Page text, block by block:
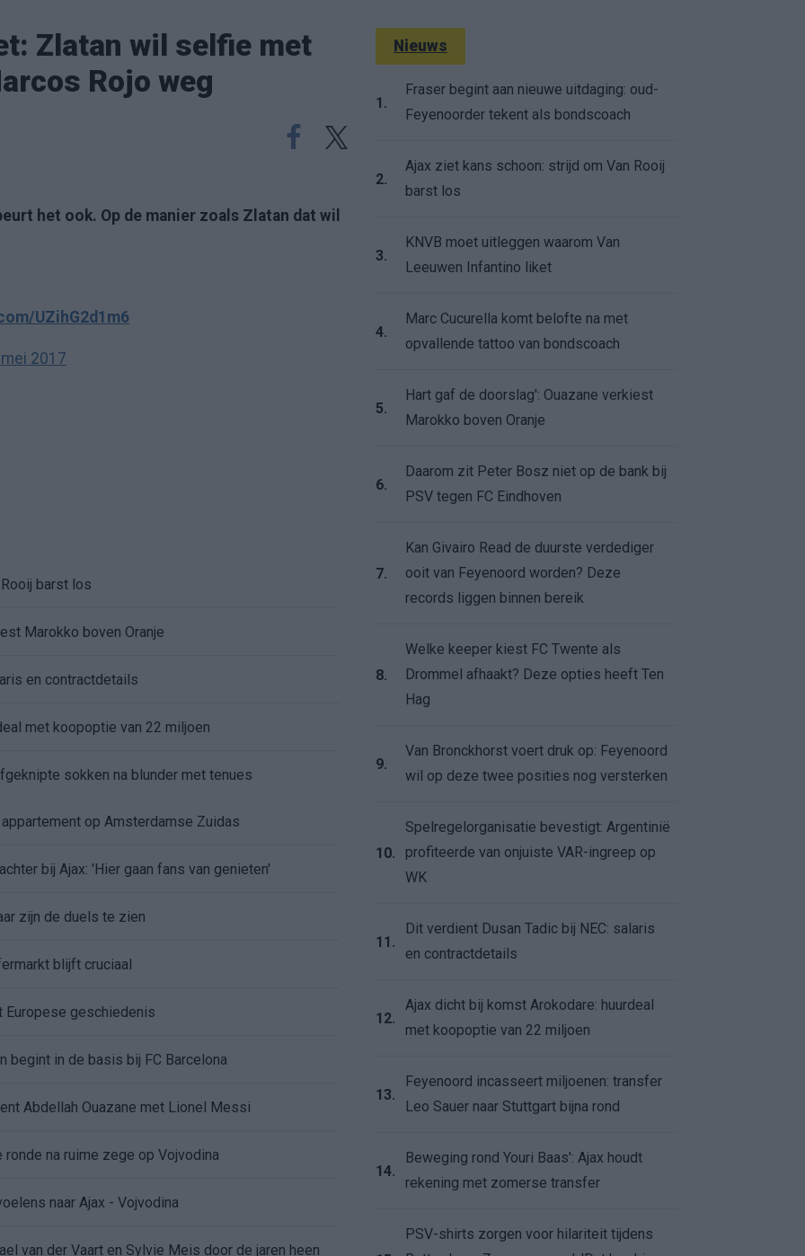
Zlatan wil selfie met
Rojo weg
het ook. Op de manier zoals Zlatan dat wil
UZihG2d1m6
2017
barst los
Marokko boven Oranje
en contractdetails
met koopoptie van 22 miljoen
sokken na blunder met tenues
op Amsterdamse Zuidas
bij Ajax: 'Hier gaan fans van genieten'
zijn de duels te zien
blijft cruciaal
Europese geschiedenis
begint in de basis bij FC Barcelona
Abdellah Ouazane met Lionel Messi
na ruime zege op Vojvodina
naar Ajax - Vojvodina
van der Vaart en Sylvie Meis door de jaren heen
Nieuws
1.
Fraser begint aan nieuwe uitdaging: oud-
Feyenoorder tekent als bondscoach
2.
Ajax ziet kans schoon: strijd om Van Rooij
barst los
3.
KNVB moet uitleggen waarom Van
Leeuwen Infantino liket
4.
Marc Cucurella komt belofte na met
opvallende tattoo van bondscoach
5.
Hart gaf de doorslag': Ouazane verkiest
Marokko boven Oranje
6.
Daarom zit Peter Bosz niet op de bank bij
PSV tegen FC Eindhoven
7.
Kan Givairo Read de duurste verdediger
ooit van Feyenoord worden? Deze
records liggen binnen bereik
8.
Welke keeper kiest FC Twente als
Drommel afhaakt? Deze opties heeft Ten
Hag
9.
Van Bronckhorst voert druk op: Feyenoord
wil op deze twee posities nog versterken
10.
Spelregelorganisatie bevestigt: Argentinië
profiteerde van onjuiste VAR-ingreep op
WK
11.
Dit verdient Dusan Tadic bij NEC: salaris
en contractdetails
12.
Ajax dicht bij komst Arokodare: huurdeal
met koopoptie van 22 miljoen
13.
Feyenoord incasseert miljoenen: transfer
Leo Sauer naar Stuttgart bijna rond
14.
Beweging rond Youri Baas': Ajax houdt
rekening met zomerse transfer
PSV-shirts zorgen voor hilariteit tijdens